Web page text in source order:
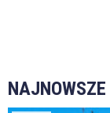
NAJNOWSZE